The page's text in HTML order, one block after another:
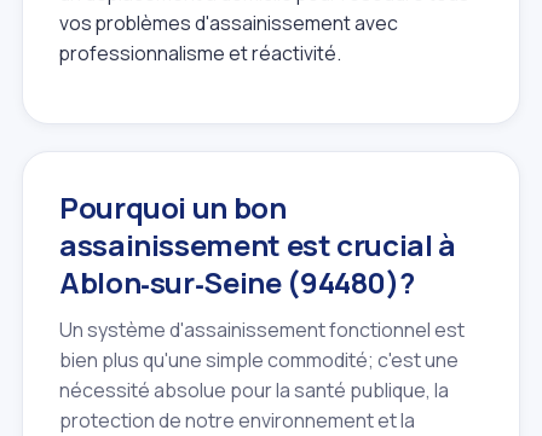
vos problèmes d'assainissement avec
professionnalisme et réactivité.
Pourquoi un bon
assainissement est crucial à
Ablon‑sur‑Seine (94480)?
Un système d'assainissement fonctionnel est
bien plus qu'une simple commodité; c'est une
nécessité absolue pour la santé publique, la
protection de notre environnement et la